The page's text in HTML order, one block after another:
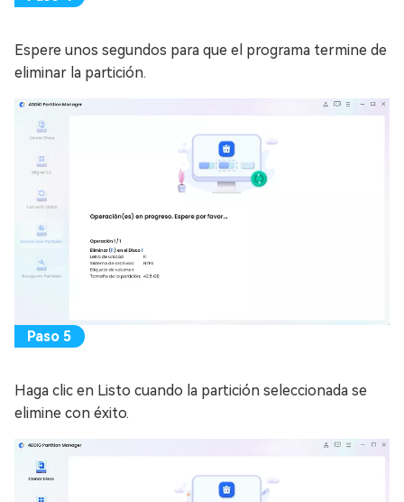
Espere unos segundos para que el programa termine de
eliminar la partición.
Haga clic en Listo cuando la partición seleccionada se
elimine con éxito.